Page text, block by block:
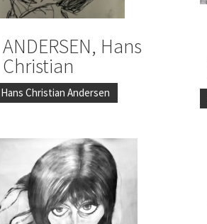
ANDERSEN, Hans
Christian
Hans Christian Andersen